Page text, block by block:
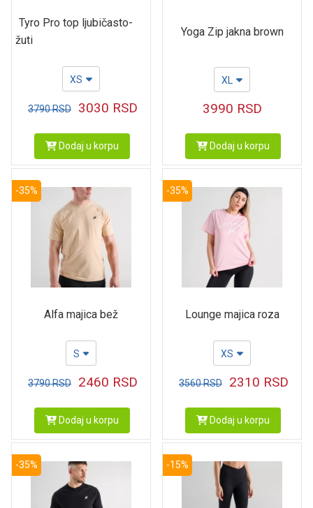
Tyro Pro top ljubičasto-
žuti
XS
3790RSD 3030 RSD
Dodaj u korpu
Yoga Zip jakna brown
XL
3990 RSD
Dodaj u korpu
-35%
Alfa majica bež
S
3790RSD 2460 RSD
Dodaj u korpu
-35%
Lounge majica roza
XS
3560RSD 2310 RSD
Dodaj u korpu
-35% -15%